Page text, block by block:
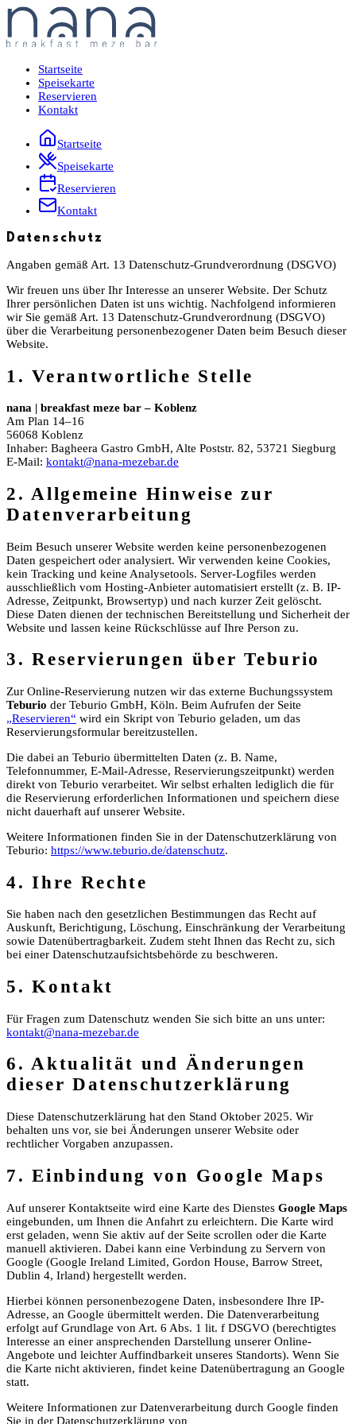
Startseite
Speisekarte
Reservieren
Kontakt
Startseite
Speisekarte
Reservieren
Kontakt
Datenschutz
Angaben gemäß Art. 13 Datenschutz-Grundverordnung (DSGVO)
Wir freuen uns über Ihr Interesse an unserer Website. Der Schutz
Ihrer persönlichen Daten ist uns wichtig. Nachfolgend informieren
wir Sie gemäß Art. 13 Datenschutz-Grundverordnung (DSGVO)
über die Verarbeitung personenbezogener Daten beim Besuch dieser
Website.
1. Verantwortliche Stelle
nana | breakfast meze bar – Koblenz
Am Plan 14–16
56068 Koblenz
Inhaber: Bagheera Gastro GmbH, Alte Poststr. 82, 53721 Siegburg
E-Mail: kontakt@nana-mezebar.de
2. Allgemeine Hinweise zur
Datenverarbeitung
Beim Besuch unserer Website werden keine personenbezogenen
Daten gespeichert oder analysiert. Wir verwenden keine Cookies,
kein Tracking und keine Analysetools. Server-Logfiles werden
ausschließlich vom Hosting-Anbieter automatisiert erstellt (z. B. IP-
Adresse, Zeitpunkt, Browsertyp) und nach kurzer Zeit gelöscht.
Diese Daten dienen der technischen Bereitstellung und Sicherheit der
Website und lassen keine Rückschlüsse auf Ihre Person zu.
3. Reservierungen über Teburio
Zur Online-Reservierung nutzen wir das externe Buchungssystem
Teburio der Teburio GmbH, Köln. Beim Aufrufen der Seite
„Reservieren“ wird ein Skript von Teburio geladen, um das
Reservierungsformular bereitzustellen.
Die dabei an Teburio übermittelten Daten (z. B. Name,
Telefonnummer, E-Mail-Adresse, Reservierungszeitpunkt) werden
direkt von Teburio verarbeitet. Wir selbst erhalten lediglich die für
die Reservierung erforderlichen Informationen und speichern diese
nicht dauerhaft auf unserer Website.
Weitere Informationen finden Sie in der Datenschutzerklärung von
Teburio: https://www.teburio.de/datenschutz.
4. Ihre Rechte
Sie haben nach den gesetzlichen Bestimmungen das Recht auf
Auskunft, Berichtigung, Löschung, Einschränkung der Verarbeitung
sowie Datenübertragbarkeit. Zudem steht Ihnen das Recht zu, sich
bei einer Datenschutzaufsichtsbehörde zu beschweren.
5. Kontakt
Für Fragen zum Datenschutz wenden Sie sich bitte an uns unter:
kontakt@nana-mezebar.de
6. Aktualität und Änderungen
dieser Datenschutzerklärung
Diese Datenschutzerklärung hat den Stand Oktober 2025. Wir
behalten uns vor, sie bei Änderungen unserer Website oder
rechtlicher Vorgaben anzupassen.
7. Einbindung von Google Maps
Auf unserer Kontaktseite wird eine Karte des Dienstes Google Maps
eingebunden, um Ihnen die Anfahrt zu erleichtern. Die Karte wird
erst geladen, wenn Sie aktiv auf der Seite scrollen oder die Karte
manuell aktivieren. Dabei kann eine Verbindung zu Servern von
Google (Google Ireland Limited, Gordon House, Barrow Street,
Dublin 4, Irland) hergestellt werden.
Hierbei können personenbezogene Daten, insbesondere Ihre IP-
Adresse, an Google übermittelt werden. Die Datenverarbeitung
erfolgt auf Grundlage von Art. 6 Abs. 1 lit. f DSGVO (berechtigtes
Interesse an einer ansprechenden Darstellung unserer Online-
Angebote und leichter Auffindbarkeit unseres Standorts). Wenn Sie
die Karte nicht aktivieren, findet keine Datenübertragung an Google
statt.
Weitere Informationen zur Datenverarbeitung durch Google finden
Sie in der Datenschutzerklärung von